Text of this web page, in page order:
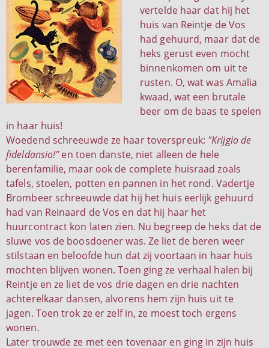
vertelde haar dat hij het
huis van Reintje de Vos
had gehuurd, maar dat de
heks gerust even mocht
binnenkomen om uit te
rusten. O, wat was Amalia
kwaad, wat een brutale
beer om de baas te spelen
in haar huis!
Woedend schreeuwde ze haar toverspreuk: "Krijgio de
fideldansio!"en toen danste, niet alleen de hele
berenfamilie, maar ook de complete huisraad zoals
tafels, stoelen, potten en pannen in het rond. Vadertje
Brombeer schreeuwde dat hij het huis eerlijk gehuurd
had van Reinaard de Vos en dat hij haar het
huurcontract kon laten zien. Nu begreep de heks dat de
sluwe vos de boosdoener was. Ze liet de beren weer
stilstaan en beloofde hun dat zij voortaan in haar huis
mochten blijven wonen. Toen ging ze verhaal halen bij
Reintje en ze liet de vos drie dagen en drie nachten
achterelkaar dansen, alvorens hem zijn huis uit te
jagen. Toen trok ze er zelf in, ze moest toch ergens
wonen.
Later trouwde ze met een tovenaar en ging in zijn huis